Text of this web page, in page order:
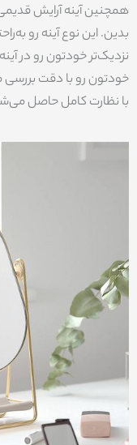
همچنین آینه آرایش
بدین. این نوع آینه رو
نزدیک‌تر خودتون رو در
خودتون رو با دقت
با نظارت کامل حاصل